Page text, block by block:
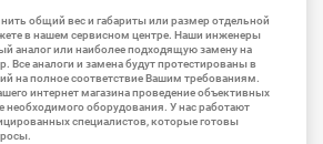
общий вес и габариты или размер отдельной
в нашем сервисном центре. Наши инженеры
аналог или наиболее подходящую замену на
Все аналоги и замена будут протестированы в
на полное соответствие Вашим требованиям.
интернет магазина проведение объективных
необходимого оборудования. У нас работают
специалистов, которые готовы